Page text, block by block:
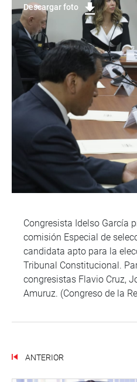
Descargar foto
Congresista Idelso García
comisión Especial de
candidata apto para la
Tribunal Constitucional.
congresistas Flavio Cruz,
Amuruz. (Congreso de la
ANTERIOR